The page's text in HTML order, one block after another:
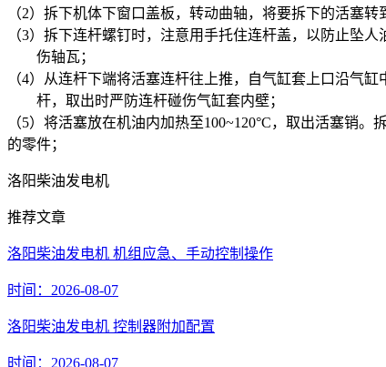
（2）拆下机体下窗口盖板，转动曲轴，将要拆下的活塞转
（3）拆下连杆螺钉时，注意用手托住连杆盖，以防止坠人
伤轴瓦；
（4）
从连杆下端将活塞连杆往上推，自气缸套上口沿气缸
杆，取出时严防连杆碰伤气缸套内壁；
（5）将活塞放在机油内加热至100~120°C，取出活
的零件；
洛阳柴油发电机
推荐文章
洛阳柴油发电机 机组应急、手动控制操作
时间：2026-08-07
洛阳柴油发电机 控制器附加配置
时间：2026-08-07